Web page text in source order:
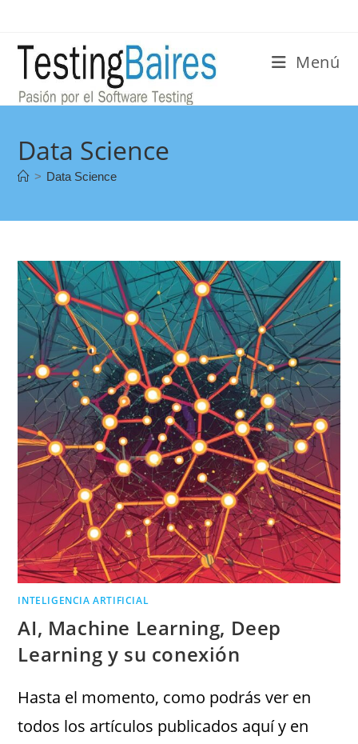
Menú
Data Science
> Data Science
INTELIGENCIA ARTIFICIAL
AI, Machine Learning, Deep
Learning y su conexión
Hasta el momento, como podrás ver en
todos los artículos publicados aquí y en